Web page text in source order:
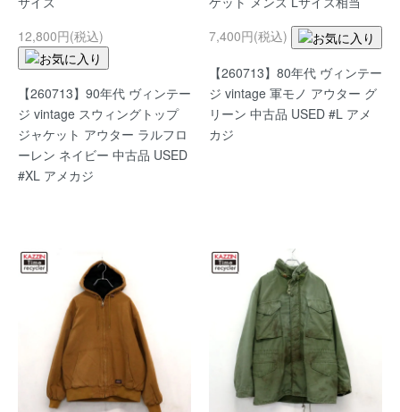
12,800円(税込)
【260713】90年代 ヴィンテー
ジ vintage スウィングトップ
ジャケット アウター ラルフロ
ーレン ネイビー 中古品 USED
#XL アメカジ
7,400円(税込)
【260713】80年代 ヴィンテー
ジ vintage 軍モノ アウター グ
リーン 中古品 USED #L アメ
カジ